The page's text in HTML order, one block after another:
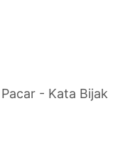
- Kata Bijak